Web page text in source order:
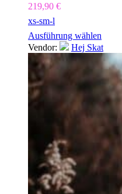
219,90 €
xs-sm-l
Ausführung wählen
Vendor:
Hej Skat